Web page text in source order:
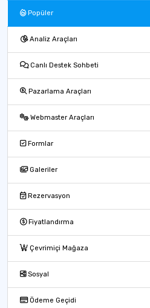
Popüler
Analiz Araçları
Canlı Destek Sohbeti
Pazarlama Araçları
Webmaster Araçları
Formlar
Galeriler
Rezervasyon
Fiyatlandırma
Çevrimiçi Mağaza
Sosyal
Ödeme Geçidi